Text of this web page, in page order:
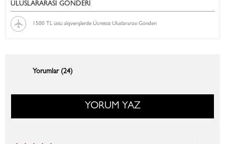
ULUSLARARASI GÖNDERİ
1500 TL üstü alışverişlerde Ücretsiz Uluslararası Gönderi
Yorumlar (24)
YORUM YAZ